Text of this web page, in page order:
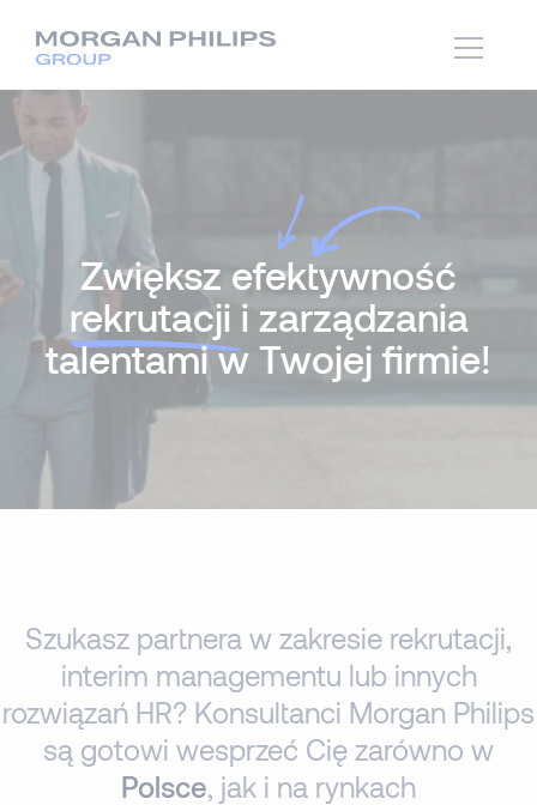
Zwiększ efektywność
rekrutacji i zarządzania
talentami w Twojej firmie!
Szukasz partnera w zakresie rekrutacji,
interim managementu lub innych
rozwiązań HR? Konsultanci Morgan Philips
są gotowi wesprzeć Cię zarówno w
Polsce, jak i na rynkach